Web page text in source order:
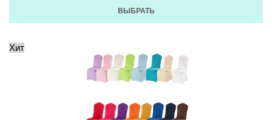
ВЫБРАТЬ
Хит